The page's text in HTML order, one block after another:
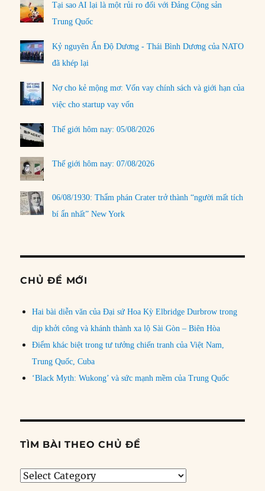
Tại sao AI lại là một rủi ro đối với Đảng Cộng sản
Trung Quốc
Kỷ nguyên Ấn Độ Dương - Thái Bình Dương của NATO
đã khép lại
Nợ cho kẻ mộng mơ: Vốn vay chính sách và giới hạn của
việc cho startup vay vốn
Thế giới hôm nay: 05/08/2026
Thế giới hôm nay: 07/08/2026
06/08/1930: Thẩm phán Crater trở thành “người mất tích
bí ẩn nhất” New York
CHỦ ĐỀ MỚI
Hai bài diễn văn của Đại sứ Hoa Kỳ Elbridge Durbrow trong
dịp khởi công và khánh thành xa lộ Sài Gòn – Biên Hòa
Điểm khác biệt trong tư tưởng chiến tranh của Việt Nam,
Trung Quốc, Cuba
‘Black Myth: Wukong’ và sức mạnh mềm của Trung Quốc
TÌM BÀI THEO CHỦ ĐỀ
Tìm